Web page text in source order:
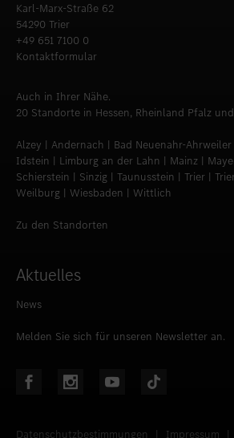
Karl-Marx-Straße 62
54290 Trier
+49 651 7100 0
Kontaktformular
Auch in Ihrer Nähe.
20 Standorte in Hessen, Rheinland Pfalz
Alzey | Andernach | Bad Neuenahr-
Idstein | Limburg an der Lahn | Mainz |
Schierstein | Sinzig | Taunusstein | Trier |
Weilburg | Wiesbaden | Wittlich
Zu den Standorten
Aktuelles
News
Melden Sie sich für unseren Newsletter an.
Datenschutzbestimmungen | Impressum |